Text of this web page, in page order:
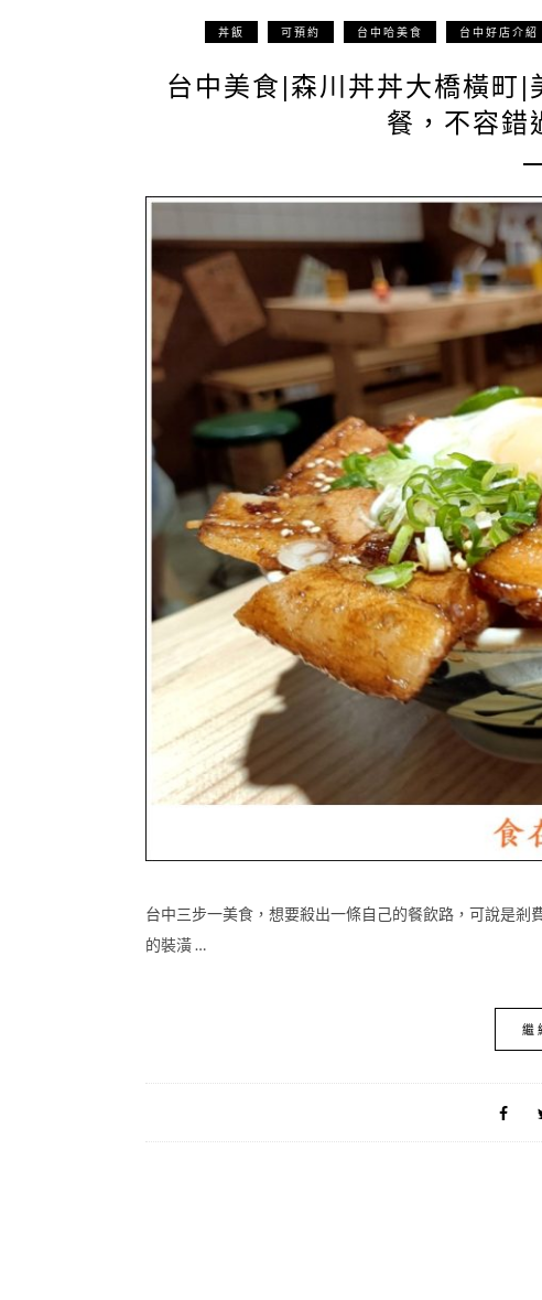
丼飯 可預約 台中哈美食 台中好店介紹
台中美食|森川丼丼大橋橫町
餐，不容錯
台中三步一美食，想要殺出一條自己的餐飲路，可說是
的裝潢 …
繼